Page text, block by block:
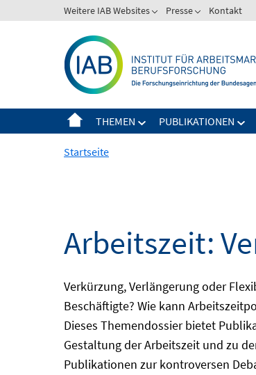
zum
Weitere IAB Websites Presse Kontakt
THEMEN PUBLIKATIONEN
Startseite
Arbeitszeit:
Verkürzung, Verlängerung oder
Beschäftigte? Wie kann
Dieses Themendossier bietet
Gestaltung der Arbeitszeit und zu
Publikationen zur kontroversen